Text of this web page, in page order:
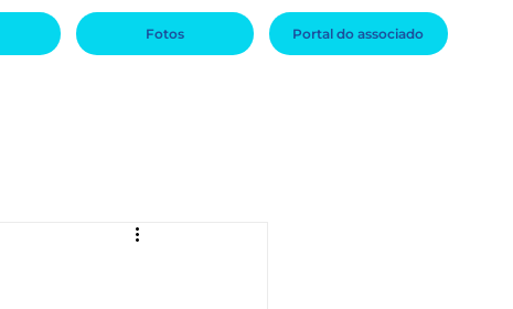
Fotos Portal do associado